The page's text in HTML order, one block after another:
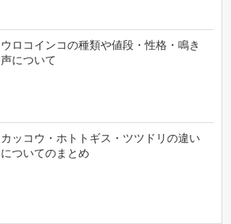
ウロコインコの種類や値段・性格・鳴き
声について
カッコウ・ホトトギス・ツツドリの違い
についてのまとめ